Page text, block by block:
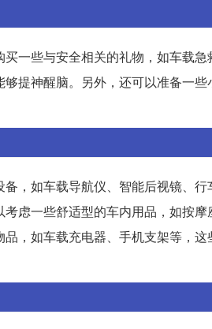
一些与安全相关的礼物，如车载急
提神醒脑。另外，还可以准备一些
，如车载导航仪、智能后视镜、行
虑一些舒适型的车内用品，如按摩
，如车载充电器、手机支架等，这